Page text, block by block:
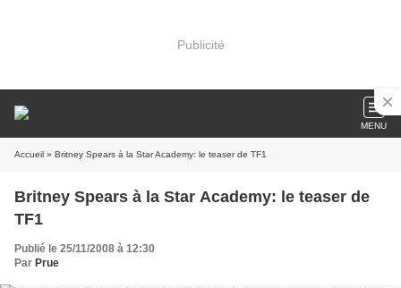
Publicité
MENU
Accueil » Britney Spears à la Star Academy: le teaser de TF1
Britney Spears à la Star Academy: le teaser de
TF1
Publié le 25/11/2008 à 12:30
Par Prue